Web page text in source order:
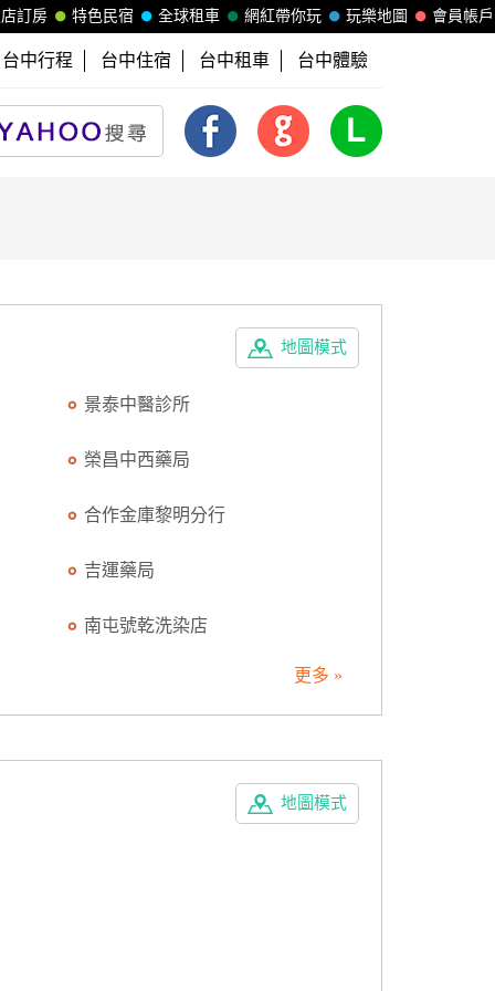
會員帳戶
玩樂地圖
網紅帶你玩
全球租車
特色民宿
訂房
台中行程 台中住宿 台中租車 台中體驗
地圖模式
景泰中醫診所
榮昌中西藥局
合作金庫黎明分行
吉運藥局
南屯號乾洗染店
更多 »
地圖模式